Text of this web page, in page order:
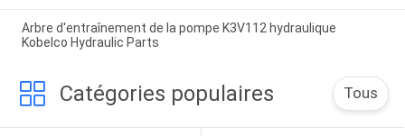
Arbre d'entraînement de la pompe K3V112 hydraulique
Kobelco Hydraulic Parts
Catégories populaires Tous